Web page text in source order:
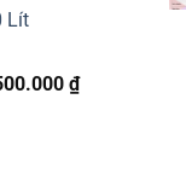
2.400.000 ₫.
Lít
₫Giá